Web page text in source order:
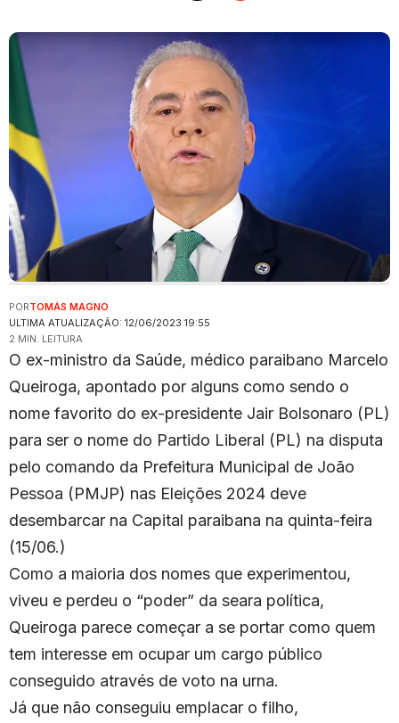
ULTIMA ATUALIZAÇÃO: 12/06/2023 19:55
PORTOMÁS MAGNO
2 MIN. LEITURA
O ex-ministro da Saúde, médico paraibano Marcelo
Queiroga, apontado por alguns como sendo o
nome favorito do ex-presidente Jair Bolsonaro (PL)
para ser o nome do Partido Liberal (PL) na disputa
pelo comando da Prefeitura Municipal de João
Pessoa (PMJP) nas Eleições 2024 deve
desembarcar na Capital paraibana na quinta-feira
(15/06.)
Como a maioria dos nomes que experimentou,
viveu e perdeu o “poder” da seara política,
Queiroga parece começar a se portar como quem
tem interesse em ocupar um cargo público
conseguido através de voto na urna.
Já que não conseguiu emplacar o filho,